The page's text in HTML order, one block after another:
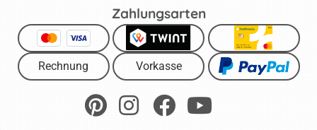
Zahlungsarten
Rechnung Vorkasse